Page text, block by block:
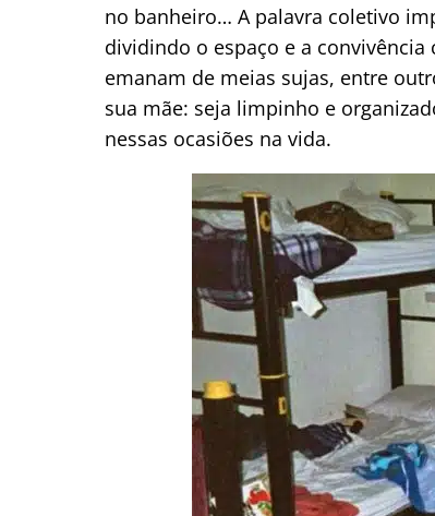
no banheiro… A palavra coletivo
dividindo o espaço e a
emanam de meias sujas, entre
sua mãe: seja limpinho e
nessas ocasiões na vida.